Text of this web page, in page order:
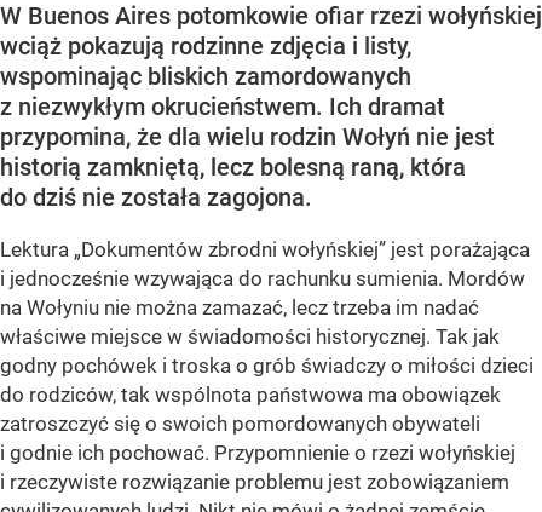
W Buenos Aires potomkowie ofiar rzezi wołyńskiej
wciąż pokazują rodzinne zdjęcia i listy,
wspominając bliskich zamordowanych
z niezwykłym okrucieństwem. Ich dramat
przypomina, że dla wielu rodzin Wołyń nie jest
historią zamkniętą, lecz bolesną raną, która
do dziś nie została zagojona.
Lektura „Dokumentów zbrodni wołyńskiej” jest porażająca
i jednocześnie wzywająca do rachunku sumienia. Mordów
na Wołyniu nie można zamazać, lecz trzeba im nadać
właściwe miejsce w świadomości historycznej. Tak jak
godny pochówek i troska o grób świadczy o miłości dzieci
do rodziców, tak wspólnota państwowa ma obowiązek
zatroszczyć się o swoich pomordowanych obywateli
i godnie ich pochować. Przypomnienie o rzezi wołyńskiej
i rzeczywiste rozwiązanie problemu jest zobowiązaniem